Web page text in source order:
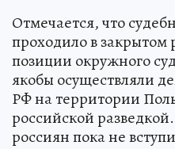
Отмечается, что
проходило в
позиции окружного
якобы осуществляли
РФ на территории
российской
россиян пока не